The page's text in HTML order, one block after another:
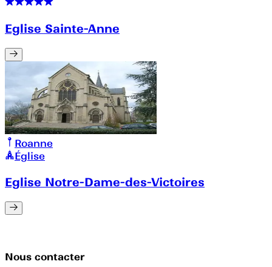
Eglise Sainte-Anne
Roanne
Église
Eglise Notre-Dame-des-Victoires
Nous contacter